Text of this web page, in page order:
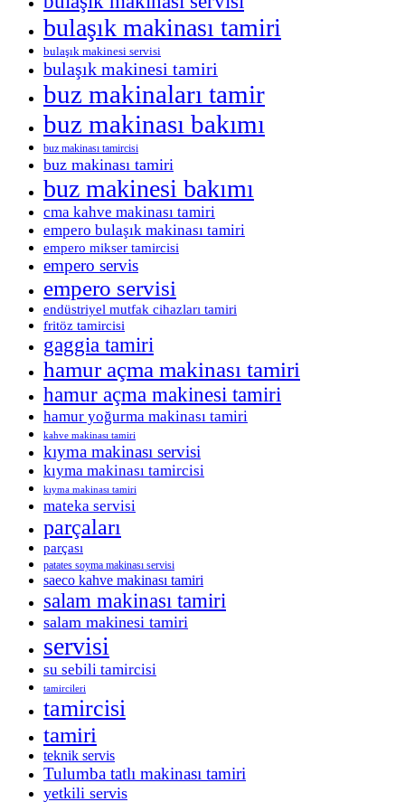
bulaşık makinası tamiri
bulaşık makinesi servisi
bulaşık makinesi tamiri
buz makinaları tamir
buz makinası bakımı
buz makinası tamircisi
buz makinası tamiri
buz makinesi bakımı
cma kahve makinası tamiri
empero bulaşık makinası tamiri
empero mikser tamircisi
empero servis
empero servisi
endüstriyel mutfak cihazları tamiri
fritöz tamircisi
gaggia tamiri
hamur açma makinası tamiri
hamur açma makinesi tamiri
hamur yoğurma makinası tamiri
kahve makinası tamiri
kıyma makinası servisi
kıyma makinası tamircisi
kıyma makinası tamiri
mateka servisi
parçaları
parçası
patates soyma makinası servisi
saeco kahve makinası tamiri
salam makinası tamiri
salam makinesi tamiri
servisi
su sebili tamircisi
tamircileri
tamircisi
tamiri
teknik servis
Tulumba tatlı makinası tamiri
yetkili servis